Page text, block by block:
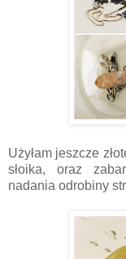
Użyłam jeszcze
słoika, oraz
nadania odrobiny